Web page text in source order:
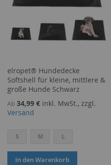
elropet® Hundedecke
Softshell für kleine, mittlere &
große Hunde Schwarz
Ab 34,99 € inkl. MwSt., zzgl.
Versand
S M L
In den Warenkorb